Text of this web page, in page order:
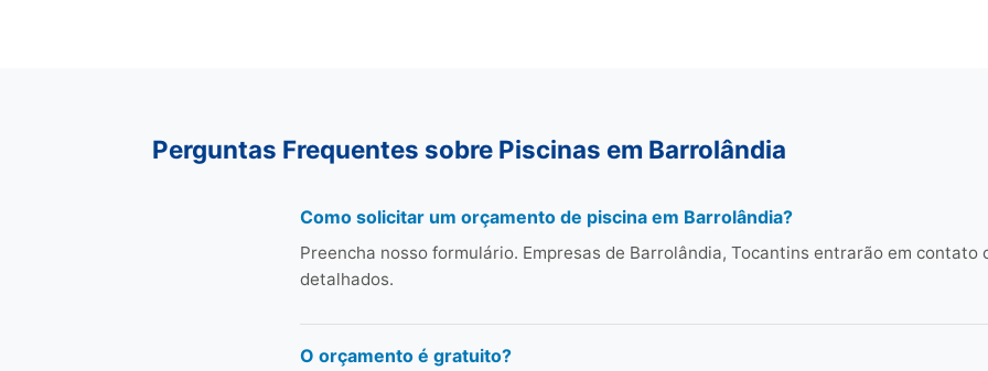
Perguntas Frequentes sobre Piscinas em Barrolândia
Como solicitar um orçamento de piscina em Barrolândia?
Preencha nosso formulário. Empresas de Barrolândia, Tocantins entrarão em contato
detalhados.
O orçamento é gratuito?